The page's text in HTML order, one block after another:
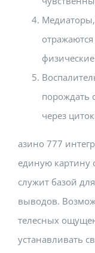
порождать
через
азино 777
единую картину
служит базой
выводов.
телесных
устанавливать